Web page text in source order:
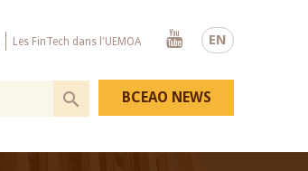
EN
Les FinTech dans l'UEMOA
Youtube
BCEAO NEWS